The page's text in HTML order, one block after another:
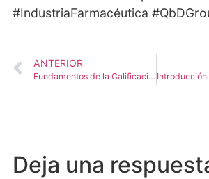
#IndustriaFarmacéutica
ANTERIOR
Fundamentos de la Calificación de Equipos: Desde DQ hasta PQ en la Industria Farmacéutica
Deja una